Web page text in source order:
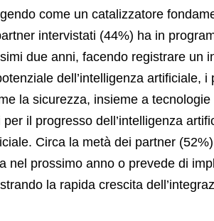
come un catalizzatore
intervistati (44%) ha in
due anni, facendo registrare un
dell’intelligenza artificiale,
la sicurezza, insieme a
il progresso dell’intelligenza
Circa la metà dei partner
nel prossimo anno o prevede di
la rapida crescita